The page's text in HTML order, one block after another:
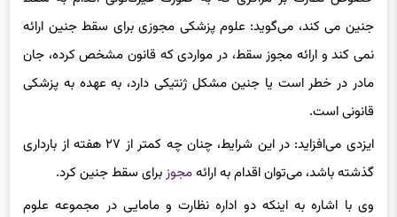
جنین می کند، می‌گوید: علوم پزشکی مجوزی برای سقط جنین ارائه
نمی کند و ارائه مجوز سقط، در مواردی که قانون مشخص کرده، جان
مادر در خطر است یا جنین مشکل ژنتیکی دارد، به عهده به پزشکی
قانونی است.
ایزدی می‌افزاید: در این شرایط، چنان چه کمتر از ۲۷ هفته از بارداری
گذشته باشد، می‌توان اقدام به ارائهمجوز برای سقط جنین کرد.
وی با اشاره به اینکه دو اداره نظارت و مامایی در مجموعه علوم